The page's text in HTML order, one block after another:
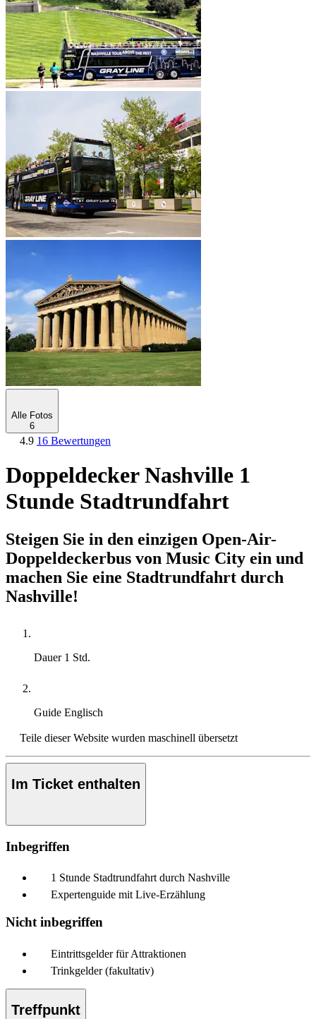
Alle Fotos
6
4.9 16 Bewertungen
Doppeldecker Nashville 1
Stunde Stadtrundfahrt
Steigen Sie in den einzigen Open-Air-
Doppeldeckerbus von Music City ein und
machen Sie eine Stadtrundfahrt durch
Nashville!
Dauer 1 Std.
Guide Englisch
Teile dieser Website wurden maschinell übersetzt
Im Ticket enthalten
Inbegriffen
1 Stunde Stadtrundfahrt durch Nashville
Expertenguide mit Live-Erzählung
Nicht inbegriffen
Eintrittsgelder für Attraktionen
Trinkgelder (fakultativ)
Treffpunkt